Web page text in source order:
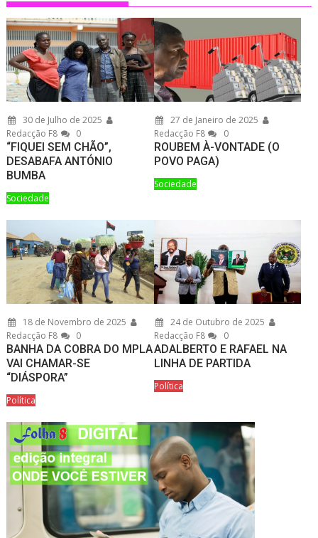
30 de Julho de 2025
Redacção F8
0
“FIQUEI SEM CHÃO”,
DESABAFA ANTÓNIO
BUMBA
Sociedade
27 de Janeiro de 2025
Redacção F8
0
ROUBEM À-VONTADE (O
POVO PAGA)
Sociedade
18 de Novembro de 2025
Redacção F8
0
BANHA DA COBRA DO MPLA
VAI CHAMAR-SE
“DIÁSPORA”
Política
24 de Outubro de 2025
Redacção F8
0
ADALBERTO E RAFAEL NA
LINHA DE PARTIDA
Política